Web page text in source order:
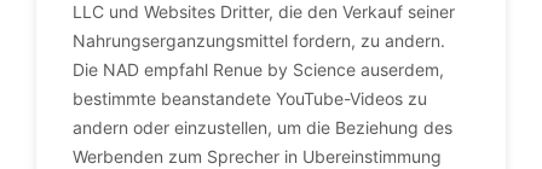
LLC und Websites Dritter, die den Verkauf seiner
Nahrungserganzungsmittel fordern, zu andern.
Die NAD empfahl Renue by Science auserdem,
bestimmte beanstandete YouTube-Videos zu
andern oder einzustellen, um die Beziehung des
Werbenden zum Sprecher in Ubereinstimmung